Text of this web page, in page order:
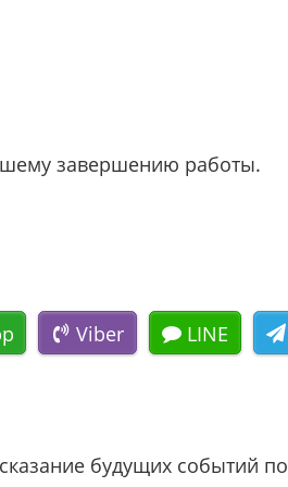
завершению работы.
Viber LINE
будущих событий по